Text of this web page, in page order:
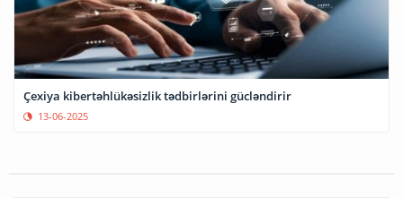
Çexiya kibertəhlükəsizlik tədbirlərini gücləndirir
13-06-2025